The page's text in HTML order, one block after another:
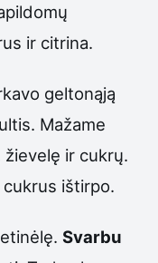
ir citrina.
geltonąją
Mažame
ir cukrų.
ištirpo.
Svarbu